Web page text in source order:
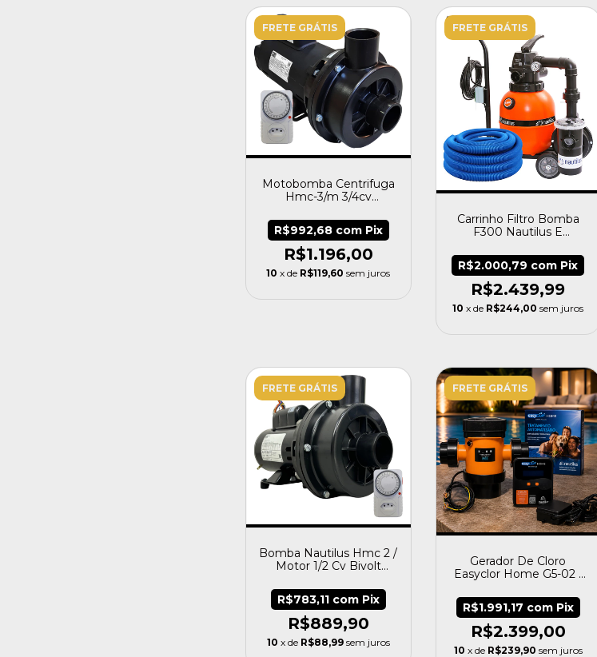
FRETE GRÁTIS
Motobomba Centrifuga
Hmc-3/m 3/4cv
R$1.196,00
R$992,68 com Pix
10 x de R$119,60 sem juros
FRETE GRÁTIS
Carrinho Filtro Bomba
F300 Nautilus E
R$2.439,99
R$2.000,79 com Pix
10 x de R$244,00 sem juros
FRETE GRÁTIS
Bomba Nautilus Hmc 2 /
Motor 1/2 Cv Bivolt
R$889,90
R$783,11 com Pix
10 x de R$88,99 sem juros
FRETE GRÁTIS
Gerador De Cloro
Easyclor Home G5-02 -
R$2.399,00
R$1.991,17 com Pix
10 x de R$239,90 sem juros